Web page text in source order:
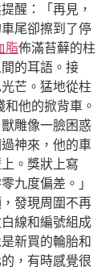
醒：「再見，
尾卻擦到了停
脂佈滿苔蘚的柱
的耳語。接
芒。猛地從柱
他的掀背車。
雕像一臉困惑
神來，他的車
。獎狀上寫
九度偏差。」
發現周圍不再
線和編號組成
新買的輪胎和
，有時感覺很